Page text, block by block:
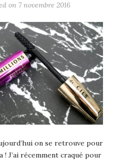
on 7 novembre 2016
on se retrouve pour
! J’ai récemment craqué pour